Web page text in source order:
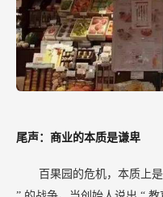
尾声：商业的本质是谦卑
百果园的危机，本质上